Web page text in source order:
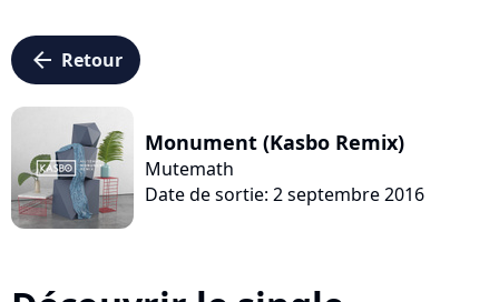
arrow_left Retour
Monument (Kasbo Remix)
Mutemath
Date de sortie: 2 septembre 2016